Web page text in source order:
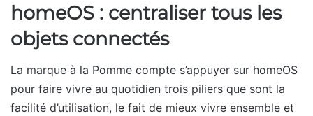
homeOS : centraliser tous les
objets connectés
La marque à la Pomme compte s’appuyer sur homeOS
pour faire vivre au quotidien trois piliers que sont la
facilité d’utilisation, le fait de mieux vivre ensemble et